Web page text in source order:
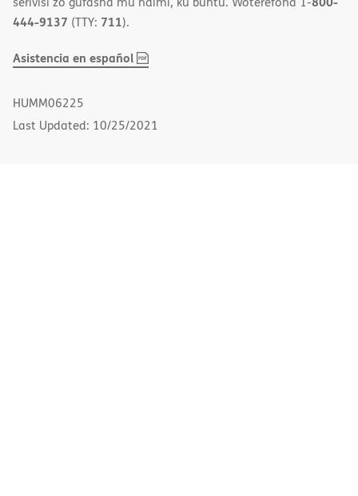
444-9137 (TTY: 711).
Asistencia en español,
(opens
HUMM06225
Last Updated: 10/25/2021